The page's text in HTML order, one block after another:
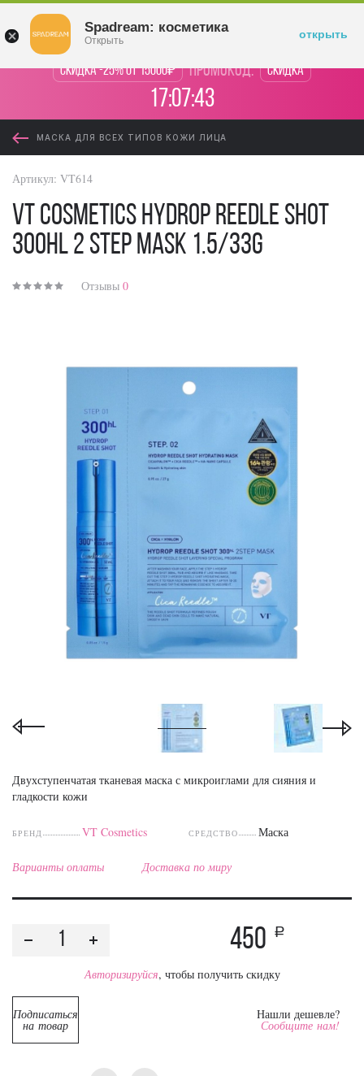
Скидка -25% от 15000₽ промокод: Скидка
17:07:43
МАСКА ДЛЯ ВСЕХ ТИПОВ КОЖИ ЛИЦА
Артикул: VT614
VT Cosmetics Hydrop Reedle Shot
300hL 2 Step Mask 1.5/33g
Отзывы 0
Двухступенчатая тканевая маска с микроиглами для сияния и
гладкости кожи
БРЕНД VT Cosmetics СРЕДСТВО Маска
Варианты оплаты Доставка по миру
450 a
Авторизируйся, чтобы получить скидку
Подписаться
на товар
Нашли дешевле?
Сообщите нам!
Spadream: косметика
Открыть открыть